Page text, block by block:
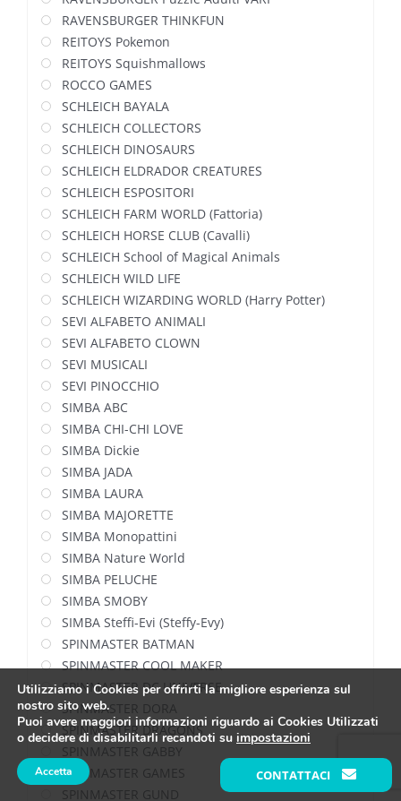
RAVENSBURGER THINKFUN
REITOYS Pokemon
REITOYS Squishmallows
ROCCO GAMES
SCHLEICH BAYALA
SCHLEICH COLLECTORS
SCHLEICH DINOSAURS
SCHLEICH ELDRADOR CREATURES
SCHLEICH ESPOSITORI
SCHLEICH FARM WORLD (Fattoria)
SCHLEICH HORSE CLUB (Cavalli)
SCHLEICH School of Magical Animals
SCHLEICH WILD LIFE
SCHLEICH WIZARDING WORLD (Harry Potter)
SEVI ALFABETO ANIMALI
SEVI ALFABETO CLOWN
SEVI MUSICALI
SEVI PINOCCHIO
SIMBA ABC
SIMBA CHI-CHI LOVE
SIMBA Dickie
SIMBA JADA
SIMBA LAURA
SIMBA MAJORETTE
SIMBA Monopattini
SIMBA Nature World
SIMBA PELUCHE
SIMBA SMOBY
SIMBA Steffi-Evi (Steffy-Evy)
SPINMASTER BATMAN
SPINMASTER COOL MAKER
SPINMASTER DC UNIVERSE
SPINMASTER DORA
SPINMASTER DRAGONS
SPINMASTER GABBY
SPINMASTER GAMES
SPINMASTER GUND
CONTATTACI
Utilizziamo i Cookies per offrirti la migliore esperienza sul
nostro sito web.
Puoi avere maggiori informazioni riguardo ai Cookies Utilizzati
o decidere di disabilitarli recandoti su impostazioni
Accetta